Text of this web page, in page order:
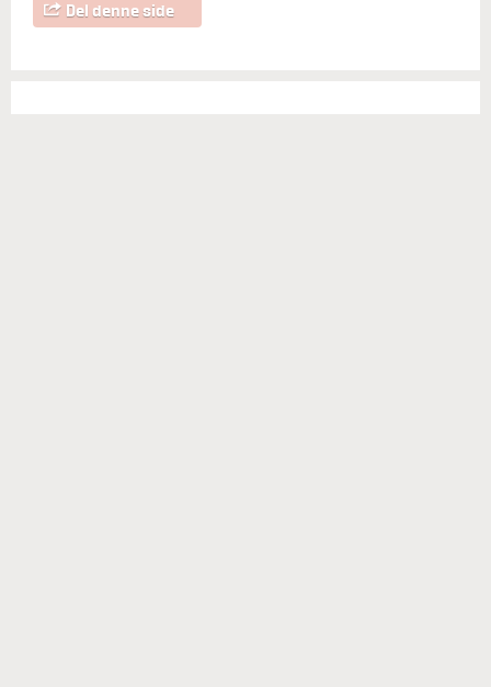
Del denne side